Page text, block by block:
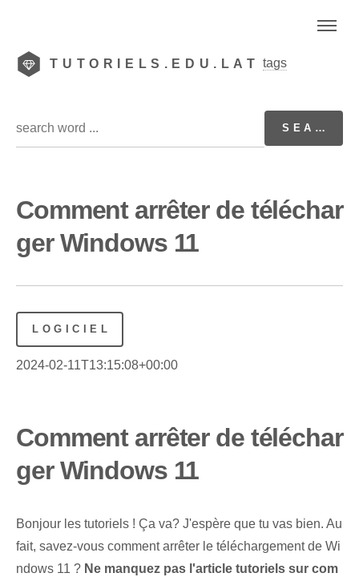
TUTORIELS.EDU.LAT tags
Comment arrêter de téléchar
ger Windows 11
LOGICIEL
2024-02-11T13:15:08+00:00
Comment arrêter de téléchar
ger Windows 11
Bonjour les tutoriels ! Ça va? J'espère que tu vas bien. Au
fait, savez-vous comment arrêter le téléchargement de Wi
ndows 11 ? Ne manquez pas l'article tutoriels sur com